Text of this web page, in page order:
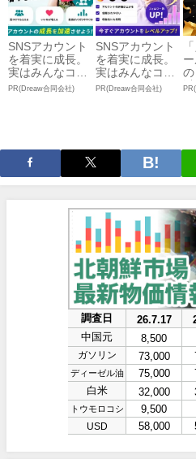
SNSアカウント
を着実に成長。
実はみんなココ
使ってます。
PR(Dreaw合同会社)
SNSアカウント
を着実に成長。
実はみんなココ
使ってます。
PR(Dreaw合同会社)
の
以